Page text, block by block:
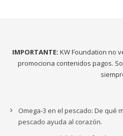
IMPORTANTE: KW Foundation no
promociona contenidos pagos.
Omega-3 en el pescado: De qué
pescado ayuda al corazón.